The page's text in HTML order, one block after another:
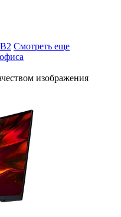
Смотреть еще
изображения